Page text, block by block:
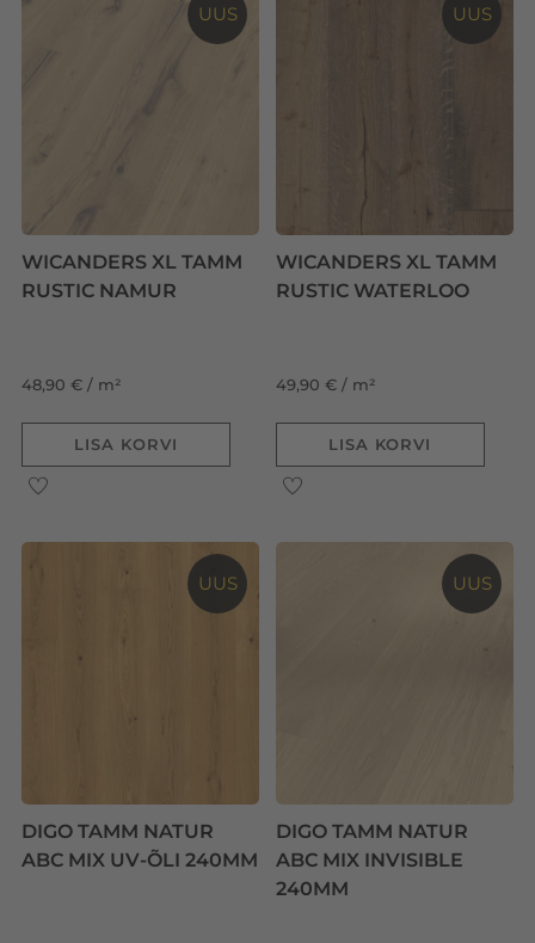
UUS
WICANDERS XL TAMM
RUSTIC NAMUR
48,90 € / m²
LISA KORVI
UUS
WICANDERS XL TAMM
RUSTIC WATERLOO
49,90 € / m²
LISA KORVI
UUS
DIGO TAMM NATUR
ABC MIX UV-ÕLI 240MM
UUS
DIGO TAMM NATUR
ABC MIX INVISIBLE
240MM